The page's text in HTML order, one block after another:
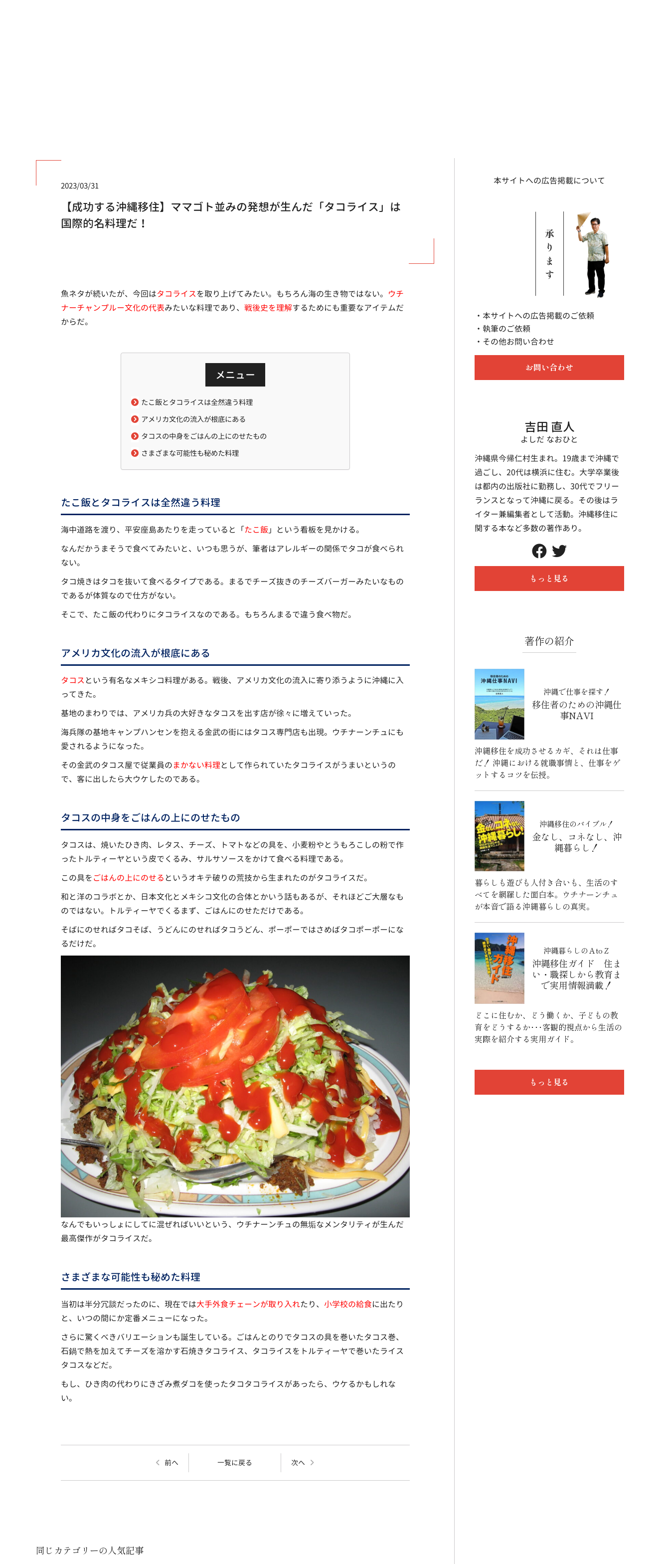
2023/03/31
【成功する沖縄移住】ママゴト並みの発想が生んだ「タコライス」は
国際的名料理だ！
魚ネタが続いたが、今回はタコライスを取り上げてみたい。もちろん海の生き物ではない。 ウチ
ナーチャンプルー文化の代表みたいな料理であり、 戦後史を理解するためにも重要なアイテムだ
からだ。
メニュー
たこ飯とタコライスは全然違う料理
アメリカ文化の流入が根底にある
タコスの中身をごはんの上にのせたもの
さまざまな可能性も秘めた料理
たこ飯とタコライスは全然違う料理
海中道路を渡り、平安座島あたりを走っていると「たこ飯 」という看板を見かける。
なんだかうまそうで食べてみたいと、いつも思うが、筆者はアレルギーの関係でタコが食べられ
ない。
タコ焼きはタコを抜いて食べるタイプである。まるでチーズ抜きのチーズバーガーみたいなもの
であるが体質なので仕方がない。
そこで、たこ飯の代わりにタコライスなのである。もちろんまるで違う食べ物だ。
アメリカ文化の流入が根底にある
タコス という有名なメキシコ料理がある。戦後、アメリカ文化の流入に寄り添うように沖縄に入
ってきた。
基地のまわりでは、アメリカ兵の大好きなタコスを出す店が徐々に増えていった。
海兵隊の基地キャンプハンセンを抱える金武の街にはタコス専門店も出現。ウチナーンチュにも
愛されるようになった。
その金武のタコス屋で従業員のまかない料理として作られていたタコライスがうまいというの
で、客に出したら大ウケしたのである。
タコスの中身をごはんの上にのせたもの
タコスは、焼いたひき肉、レタス、チーズ、トマトなどの具を、小麦粉やとうもろこしの粉で作
ったトルティーヤという皮でくるみ、サルサソースをかけて食べる料理である。
この具をごはんの上にのせる というオキテ破りの荒技から生まれたのがタコライスだ。
和と洋のコラボとか、日本文化とメキシコ文化の合体とかいう話もあるが、それほどご大層なも
のではない。トルティーヤでくるまず、ごはんにのせただけである。
そばにのせればタコそば、うどんにのせればタコうどん、ポーポーではさめばタコポーポーにな
るだけだ。
なんでもいっしょにしてに混ぜればいいという、ウチナーンチュの無垢なメンタリティが生んだ
最高傑作がタコライスだ。
さまざまな可能性も秘めた料理
当初は半分冗談だったのに、現在では大手外食チェーンが取り入れたり、 小学校の給食に出たり
と、いつの間にか定番メニューになった。
さらに驚くべきバリエーションも誕生している。ごはんとのりでタコスの具を巻いたタコス巻、
石鍋で熱を加えてチーズを溶かす石焼きタコライス、タコライスをトルティーヤで巻いたライス
タコスなどだ。
もし、ひき肉の代わりにきざみ煮ダコを使ったタコタコライスがあったら、ウケるかもしれな
い。
前へ 一覧に戻る 次へ
同じカテゴリーの人気記事
本サイトへの広告掲載について
・本サイトへの広告掲載のご依頼
・執筆のご依頼
・その他お問い合わせ
お問い合わせ
吉田 直人
よしだ なおひと
沖縄県今帰仁村生まれ。19歳まで沖縄で
過ごし、20代は横浜に住む。大学卒業後
は都内の出版社に勤務し、30代でフリー
ランスとなって沖縄に戻る。その後はラ
イター兼編集者として活動。沖縄移住に
関する本など多数の著作あり。
もっと見る
著作の紹介
沖縄で仕事を探す！
移住者のための沖縄仕
事NAVI
沖縄移住を成功させるカギ、それは仕事
だ！ 沖縄における就職事情と、仕事をゲ
ットするコツを伝授。
沖縄移住のバイブル！
金なし、コネなし、沖
縄暮らし！
暮らしも遊びも人付き合いも、生活のす
べてを網羅した面白本。ウチナーンチュ
が本音で語る沖縄暮らしの真実。
沖縄暮らしのＡtoＺ
沖縄移住ガイド 住ま
い・職探しから教育ま
で実用情報満載！
どこに住むか、どう働くか、子どもの教
育をどうするか･･･客観的視点から生活の
実際を紹介する実用ガイド。
もっと見る